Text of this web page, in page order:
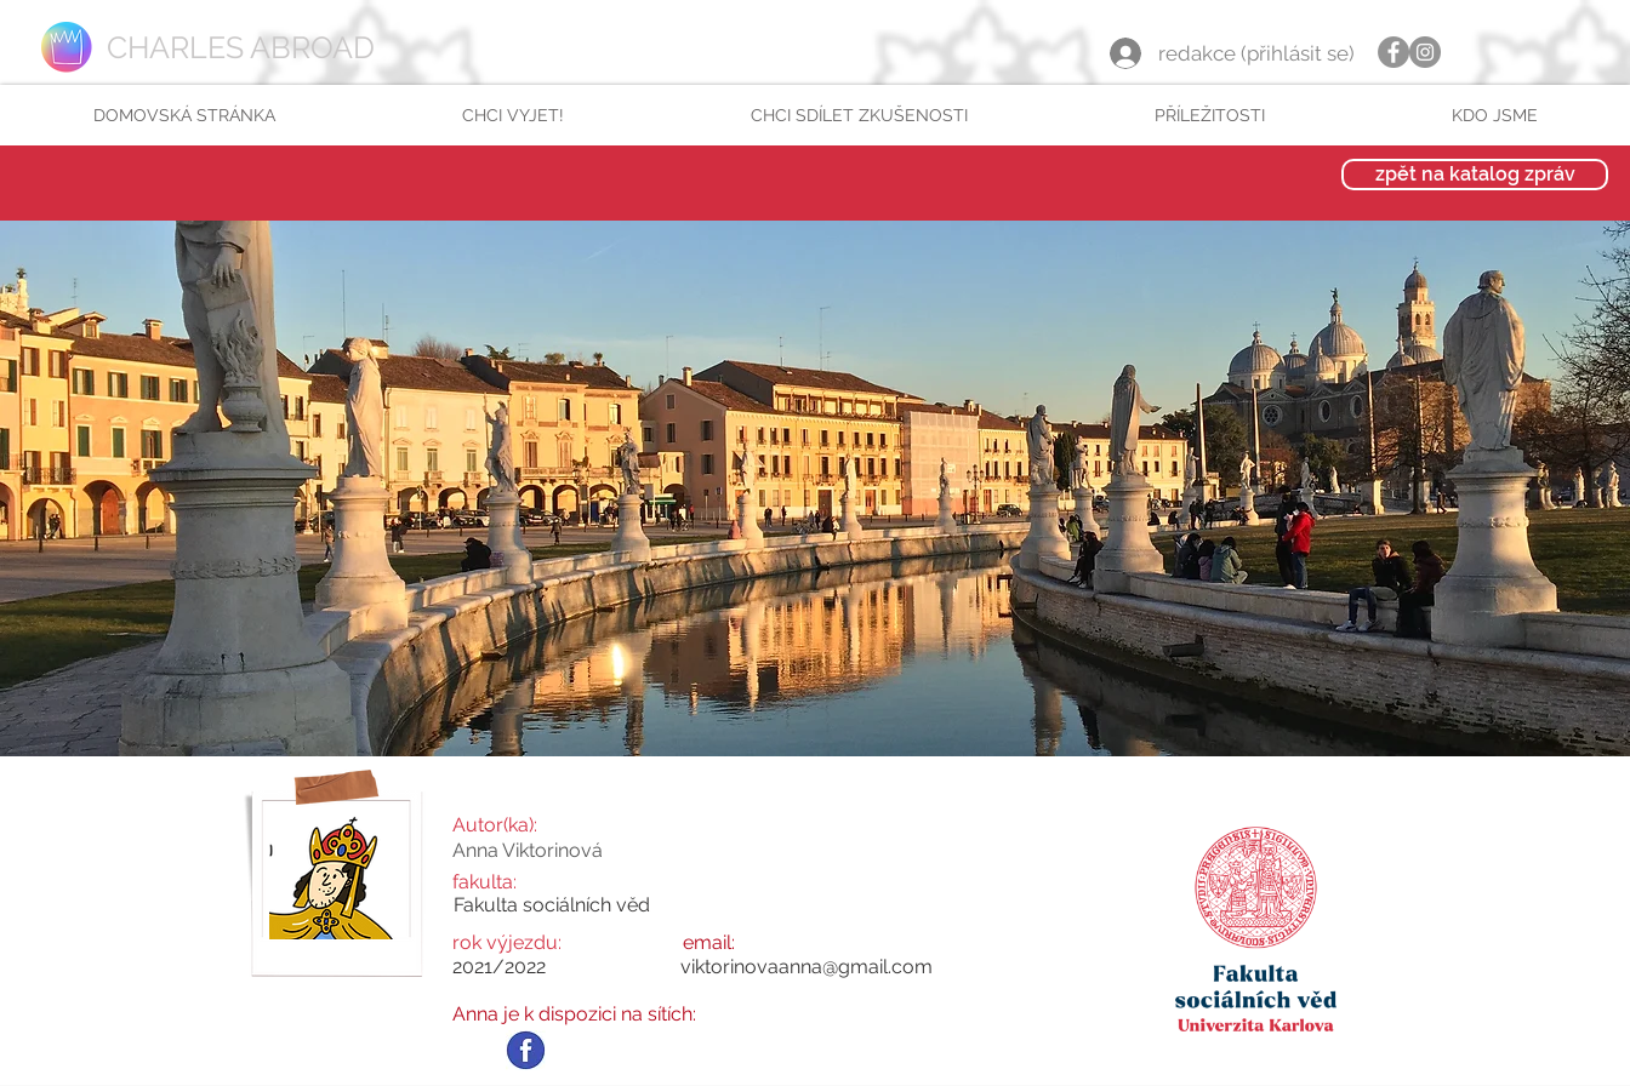
CHARLES ABROAD redakce (přihlásit se)
DOMOVSKÁ STRÁNKA CHCI VYJET! CHCI SDÍLET ZKUŠENOSTI PŘÍLEŽITOSTI KDO JSME
zpět na katalog zpráv
Autor(ka):
Anna Viktorinová
fakulta:
Fakulta sociálních věd
rok výjezdu:
2021/2022
email:
viktorinovaanna@gmail.com
Anna je k dispozici na sítích: